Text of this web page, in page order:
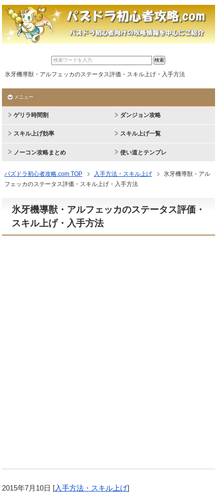
氷牙機導獣・アルフェッカのステータス評価・スキル上げ・入手方法
メニュー
ゲリラ時間割 ダンジョン攻略
スキル上げ効率 スキル上げ一覧
ノーコン攻略まとめ 使い道とテンプレ
パズドラ初心者攻略.com TOP 入手方法・スキル上げ
氷牙機導獣・アル
フェッカのステータス評価・スキル上げ・入手方法
氷牙機導獣・アルフェッカのステータス評価・
スキル上げ・入手方法
2015年7月10日 [入手方法・スキル上げ]